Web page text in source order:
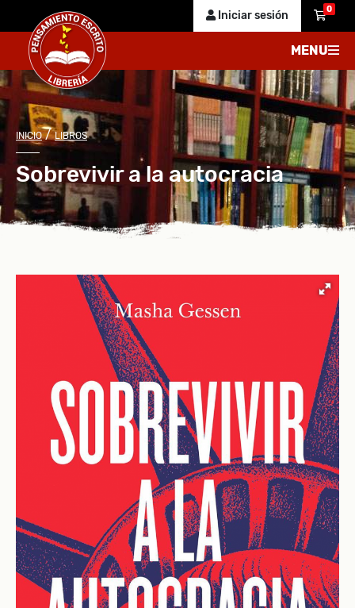
Iniciar sesión 0
MENU
INICIO/LIBROS
Sobrevivir a la autocracia